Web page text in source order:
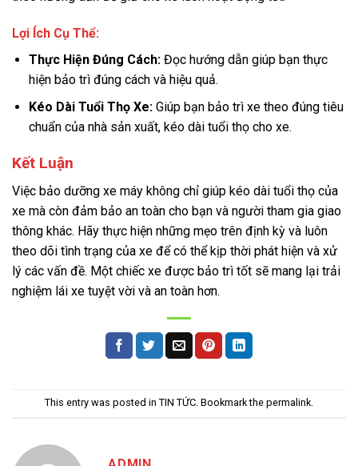
Lợi Ích Cụ Thể:
Thực Hiện Đúng Cách:Đọc hướng dẫn giúp bạn thực
hiện bảo trì đúng cách và hiệu quả.
Kéo Dài Tuổi Thọ Xe:Giúp bạn bảo trì xe theo đúng tiêu
chuẩn của nhà sản xuất, kéo dài tuổi thọ cho xe.
Kết Luận
Việc bảo dưỡng xe máy không chỉ giúp kéo dài tuổi thọ của
xe mà còn đảm bảo an toàn cho bạn và người tham gia giao
thông khác. Hãy thực hiện những mẹo trên định kỳ và luôn
theo dõi tình trạng của xe để có thể kịp thời phát hiện và xử
lý các vấn đề. Một chiếc xe được bảo trì tốt sẽ mang lại trải
nghiệm lái xe tuyệt vời và an toàn hơn.
This entry was posted in TIN TỨC . Bookmark the permalink